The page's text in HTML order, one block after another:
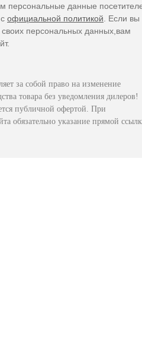
персональные данные
официальной политикой . Если
своих персональных данных,вам
за собой право на изменение
товара без уведомления дилеров!
публичной офертой. При
обязательно указание прямой